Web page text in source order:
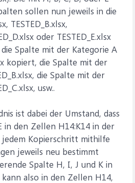
sollen nun jeweils in die
TESTED_B.xlsx,
oder TESTED_E.xlsx
Spalte mit der Kategorie A
kopiert, die Spalte mit der
die Spalte mit der
usw..
ist dabei der Umstand, dass
in den Zellen H14:K14 in der
jedem Kopierschritt mithilfe
jeweils neu bestimmt
Spalte H, I, J und K in
kann also in den Zellen H14,